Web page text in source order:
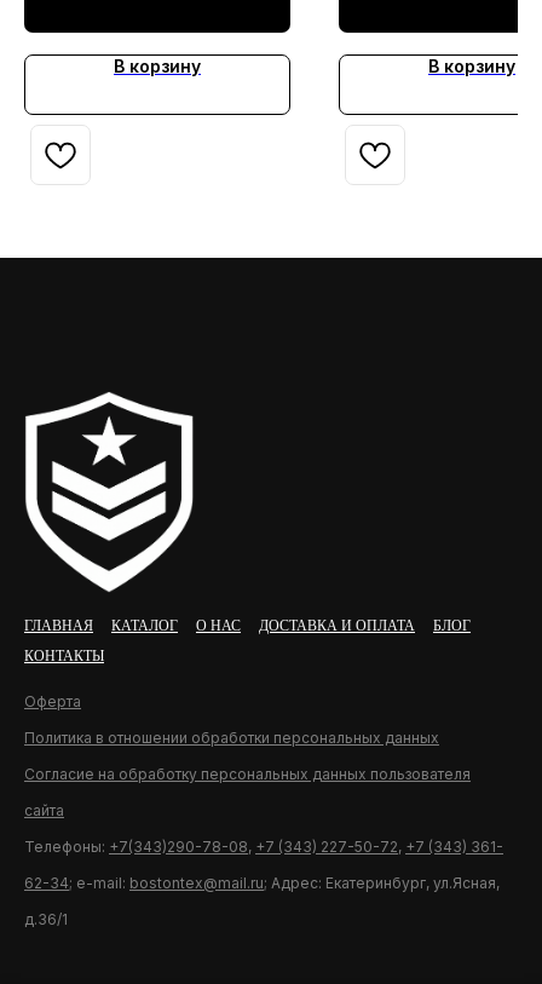
В корзину В корзину
ГЛАВНАЯ КАТАЛОГ О НАС ДОСТАВКА И ОПЛАТА
БЛОГ
КОНТАКТЫ
Оферта
Политика в отношении обработки персональных данных
Согласие на обработку персональных данных пользователя
сайта
Телефоны: +7(343)290-78-08, +7 (343) 227-50-72, +7 (343) 361-
62-34; e-mail: bostontex@mail.ru; Адрес: Екатеринбург, ул.Ясная,
д.36/1